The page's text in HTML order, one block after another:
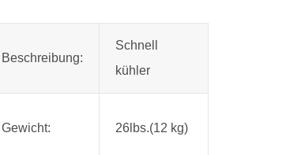
Beschreibung:
Schnell
kühler
Gewicht: 26lbs.(12 kg)